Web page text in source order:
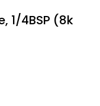
1/4BSP (8k